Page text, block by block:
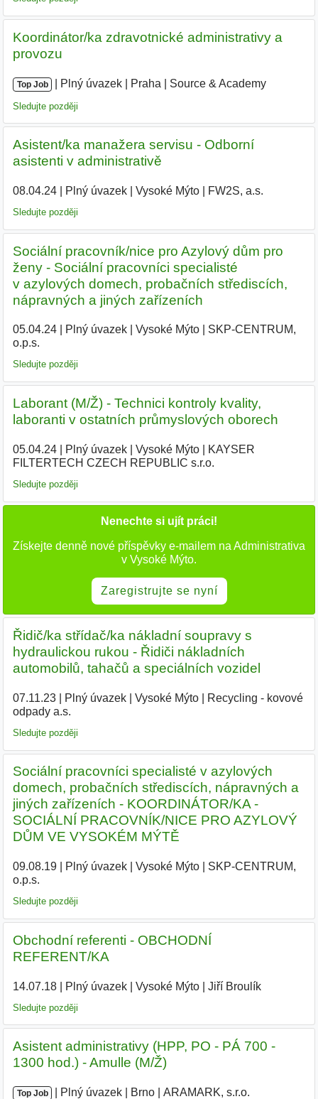
Koordinátor/ka zdravotnické administrativy a
provozu
Top Job Plný úvazek Praha Source & Academy
Sledujte později
Asistent/ka manažera servisu - Odborní
asistenti v administrativě
08.04.24| Plný úvazek| Vysoké Mýto| FW2S, a.s.
Sledujte později
Sociální pracovník/nice pro Azylový dům pro
ženy - Sociální pracovníci specialisté
v azylových domech, probačních střediscích,
nápravných a jiných zařízeních
05.04.24| Plný úvazek| Vysoké Mýto|
SKP-CENTRUM,
o.p.s.
Sledujte později
Laborant (M/Ž) - Technici kontroly kvality,
laboranti v ostatních průmyslových oborech
05.04.24| Plný úvazek| Vysoké Mýto|
KAYSER
FILTERTECH CZECH REPUBLIC s.r.o.
Sledujte později
Nenechte si ujít práci!
Získejte denně nové příspěvky e-mailem na Administrativa
v Vysoké Mýto.
Zaregistrujte se nyní
Řidič/ka střídač/ka nákladní soupravy s
hydraulickou rukou - Řidiči nákladních
automobilů, tahačů a speciálních vozidel
07.11.23| Plný úvazek| Vysoké Mýto|
Recycling - kovové
odpady a.s.
Sledujte později
Sociální pracovníci specialisté v azylových
domech, probačních střediscích, nápravných a
jiných zařízeních - KOORDINÁTOR/KA -
SOCIÁLNÍ PRACOVNÍK/NICE PRO AZYLOVÝ
DŮM VE VYSOKÉM MÝTĚ
09.08.19| Plný úvazek| Vysoké Mýto|
SKP-CENTRUM,
o.p.s.
Sledujte později
Obchodní referenti - OBCHODNÍ
REFERENT/KA
14.07.18| Plný úvazek| Vysoké Mýto| Jiří Broulík|
Sledujte později
Asistent administrativy (HPP, PO - PÁ 700 -
1300 hod.) - Amulle (M/Ž)
Top Job Plný úvazek Brno ARAMARK, s.r.o.